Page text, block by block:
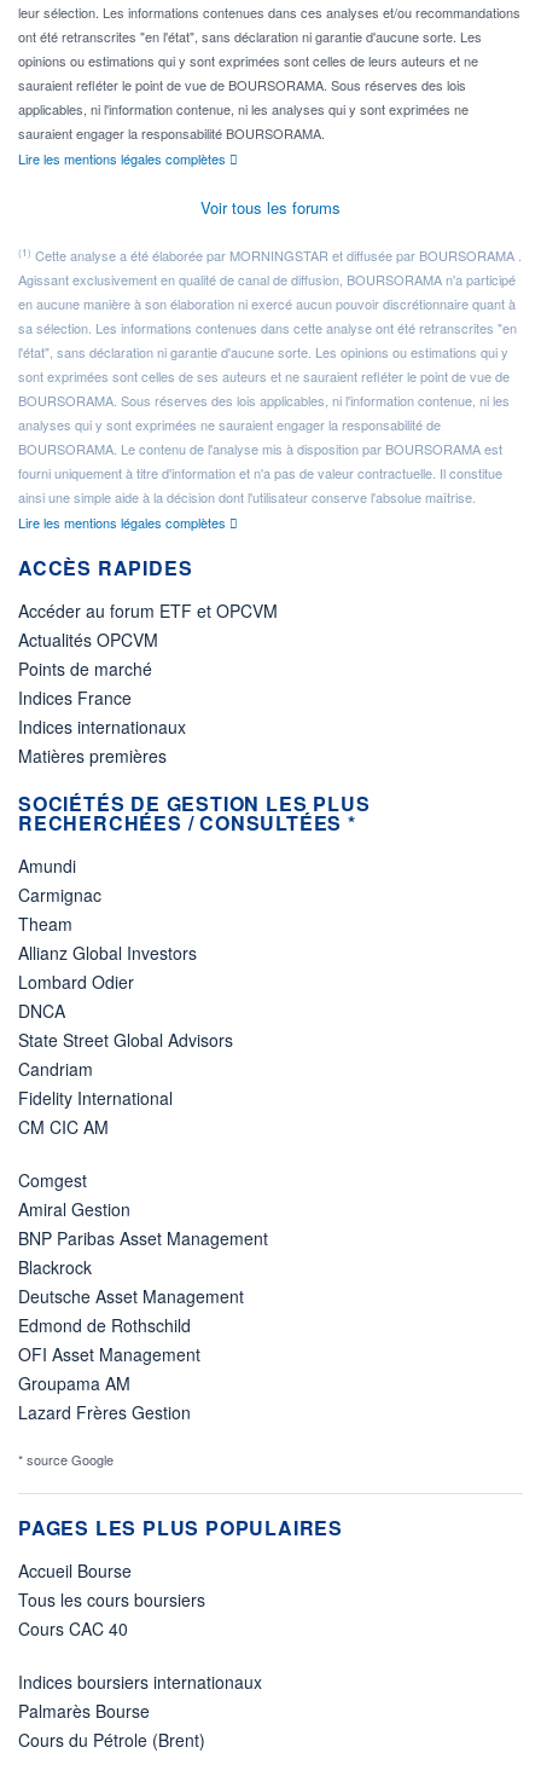
leur sélection. Les informations contenues dans ces analyses et/ou recommandations
ont été retranscrites "en l'état", sans déclaration ni garantie d'aucune sorte. Les
opinions ou estimations qui y sont exprimées sont celles de leurs auteurs et ne
sauraient refléter le point de vue de BOURSORAMA. Sous réserves des lois
applicables, ni l'information contenue, ni les analyses qui y sont exprimées ne
sauraient engager la responsabilité BOURSORAMA.
Lire les mentions légales complètes
Voir tous les forums
(1) Cette analyse a été élaborée par MORNINGSTAR et diffusée par BOURSORAMA .
Agissant exclusivement en qualité de canal de diffusion, BOURSORAMA n'a participé
en aucune manière à son élaboration ni exercé aucun pouvoir discrétionnaire quant à
sa sélection. Les informations contenues dans cette analyse ont été retranscrites "en
l'état", sans déclaration ni garantie d'aucune sorte. Les opinions ou estimations qui y
sont exprimées sont celles de ses auteurs et ne sauraient refléter le point de vue de
BOURSORAMA. Sous réserves des lois applicables, ni l'information contenue, ni les
analyses qui y sont exprimées ne sauraient engager la responsabilité de
BOURSORAMA. Le contenu de l'analyse mis à disposition par BOURSORAMA est
fourni uniquement à titre d'information et n'a pas de valeur contractuelle. Il constitue
ainsi une simple aide à la décision dont l'utilisateur conserve l'absolue maîtrise.
Lire les mentions légales complètes
ACCÈS RAPIDES
Accéder au forum ETF et OPCVM
Actualités OPCVM
Points de marché
Indices France
Indices internationaux
Matières premières
SOCIÉTÉS DE GESTION LES PLUS
RECHERCHÉES / CONSULTÉES *
Amundi
Carmignac
Theam
Allianz Global Investors
Lombard Odier
DNCA
State Street Global Advisors
Candriam
Fidelity International
CM CIC AM
Comgest
Amiral Gestion
BNP Paribas Asset Management
Blackrock
Deutsche Asset Management
Edmond de Rothschild
OFI Asset Management
Groupama AM
Lazard Frères Gestion
* source Google
PAGES LES PLUS POPULAIRES
Accueil Bourse
Tous les cours boursiers
Cours CAC 40
Indices boursiers internationaux
Palmarès Bourse
Cours du Pétrole (Brent)